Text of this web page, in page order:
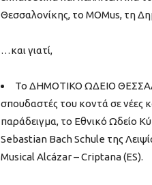
Θεσσαλονίκης, το ΜΟΜus, τη
…και γιατί,
Το ΔΗΜΟΤΙΚΟ ΩΔΕΙΟ
σπουδαστές του κοντά σε νέες
παράδειγμα, το Εθνικό Ωδείο
Sebastian Bach Schule της
Musical Alcázar – Criptana (ES).